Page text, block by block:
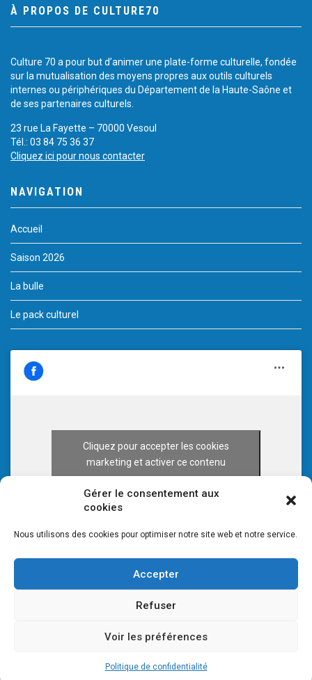
Gérer le consentement aux
cookies
Nous utilisons des cookies pour optimiser notre site web et notre service.
Accepter
Refuser
Voir les préférences
Politique de confidentialité
À PROPOS DE CULTURE70
Culture 70 a pour but d’animer une plate-forme culturelle, fondée
sur la mutualisation des moyens propres aux outils culturels
internes ou périphériques du Département de la Haute-Saône et
de ses partenaires culturels.
23 rue La Fayette – 70000 Vesoul
Tél.: 03 84 75 36 37
Cliquez ici pour nous contacter
NAVIGATION
Accueil
Saison 2026
La bulle
Le pack culturel
Cliquez pour accepter les cookies
marketing et activer ce contenu
© 2026 CULTURE 70 -Mentions légales-